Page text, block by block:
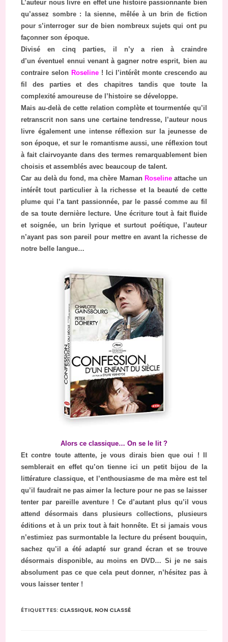
L’auteur nous livre en effet une histoire passionnante bien
qu’assez sombre : la sienne, mêlée à un brin de fiction
pour s’interroger sur de bien nombreux sujets qui ont pu
façonner son époque.
Divisé en cinq parties, il n’y a rien à craindre
d’un éventuel ennui venant à gagner notre esprit, bien au
contraire selon Roseline! Ici l’intérêt monte crescendo au
fil des parties et des chapitres tandis que toute la
complexité amoureuse de l’histoire se développe.
Mais au-delà de cette relation complète et tourmentée qu’il
retranscrit non sans une certaine tendresse, l’auteur nous
livre également une intense réflexion sur la jeunesse de
son époque, et sur le romantisme aussi, une réflexion tout
à fait clairvoyante dans des termes remarquablement bien
choisis et assemblés avec beaucoup de talent.
Car au delà du fond, ma chère Maman Roseline attache un
intérêt tout particulier à la richesse et la beauté de cette
plume qui l’a tant passionnée, par le passé comme au fil
de sa toute dernière lecture. Une écriture tout à fait fluide
et soignée, un brin lyrique et surtout poétique, l’auteur
n’ayant pas son pareil pour mettre en avant la richesse de
notre belle langue…
Alors ce classique… On se le lit ?
Et contre toute attente, je vous dirais bien que oui ! Il
semblerait en effet qu’on tienne ici un petit bijou de la
littérature classique, et l’enthousiasme de ma mère est tel
qu’il faudrait ne pas aimer la lecture pour ne pas se laisser
tenter par pareille aventure ! Ce d’autant plus qu’il vous
attend désormais dans plusieurs collections, plusieurs
éditions et à un prix tout à fait honnête. Et si jamais vous
n’estimiez pas surmontable la lecture du présent bouquin,
sachez qu’il a été adapté sur grand écran et se trouve
désormais disponible, au moins en DVD… Si je ne sais
absolument pas ce que cela peut donner, n’hésitez pas à
vous laisser tenter !
ÉTIQUETTES: CLASSIQUE, NON CLASSÉ